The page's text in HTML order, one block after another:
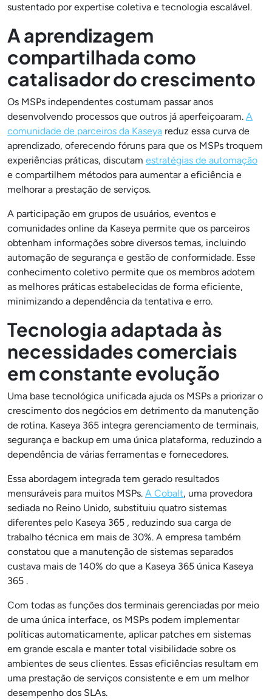
sustentado por expertise coletiva e tecnologia escalável.
A aprendizagem
compartilhada como
catalisador do crescimento
Os MSPs independentes costumam passar anos
desenvolvendo processos que outros já aperfeiçoaram. A
comunidade de parceiros da Kaseya reduz essa curva de
aprendizado, oferecendo fóruns para que os MSPs troquem
experiências práticas, discutam estratégias de automação
e compartilhem métodos para aumentar a eficiência e
melhorar a prestação de serviços.
A participação em grupos de usuários, eventos e
comunidades online da Kaseya permite que os parceiros
obtenham informações sobre diversos temas, incluindo
automação de segurança e gestão de conformidade. Esse
conhecimento coletivo permite que os membros adotem
as melhores práticas estabelecidas de forma eficiente,
minimizando a dependência da tentativa e erro.
Tecnologia adaptada às
necessidades comerciais
em constante evolução
Uma base tecnológica unificada ajuda os MSPs a priorizar o
crescimento dos negócios em detrimento da manutenção
de rotina. Kaseya 365 integra gerenciamento de terminais,
segurança e backup em uma única plataforma, reduzindo a
dependência de várias ferramentas e fornecedores.
Essa abordagem integrada tem gerado resultados
mensuráveis para muitos MSPs. A Cobalt, uma provedora
sediada no Reino Unido, substituiu quatro sistemas
diferentes pelo Kaseya 365 , reduzindo sua carga de
trabalho técnica em mais de 30%. A empresa também
constatou que a manutenção de sistemas separados
custava mais de 140% do que a Kaseya 365 única Kaseya
365 .
Com todas as funções dos terminais gerenciadas por meio
de uma única interface, os MSPs podem implementar
políticas automaticamente, aplicar patches em sistemas
em grande escala e manter total visibilidade sobre os
ambientes de seus clientes. Essas eficiências resultam em
uma prestação de serviços consistente e em um melhor
desempenho dos SLAs.